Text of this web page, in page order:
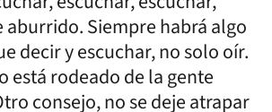
aburrido. Siempre habrá algo
decir y escuchar, no solo oír.
está rodeado de la gente
consejo, no se deje atrapar